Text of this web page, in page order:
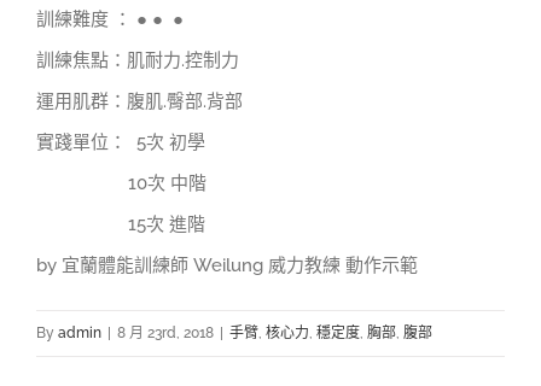
訓練難度 ： ● ● ●
訓練焦點：肌耐力.控制力
運用肌群：腹肌.臀部.背部
實踐單位： 5次 初學
10次 中階
15次 進階
by 宜蘭體能訓練師 Weilung 威力教練 動作示範
By admin 8 月 23rd, 2018 手臂, 核心力, 穩定度, 胸部, 腹部